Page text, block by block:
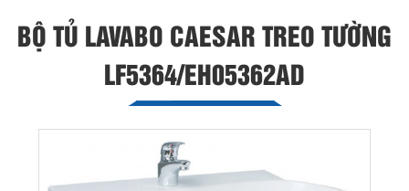
BỘ TỦ LAVABO CAESAR TREO TƯỜNG
LF5364/EH05362AD